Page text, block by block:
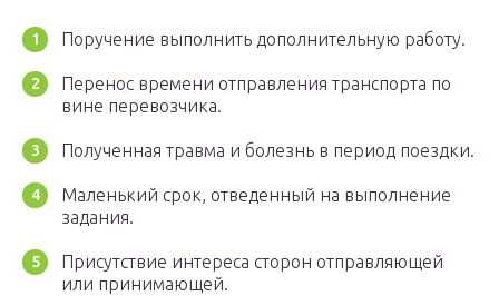
Поручение выполнить дополнительную работу.
Перенос времени отправления транспорта по
вине перевозчика.
Полученная травма и болезнь в период поездки.
Маленький срок, отведенный на выполнение
задания.
Присутствие интереса сторон отправляющей
или принимающей.